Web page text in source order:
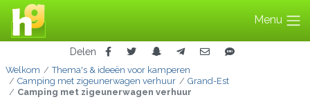
Menu
Delen
Welkom
Thema's & ideeën voor kamperen
Camping met zigeunerwagen verhuur
Grand-Est
Camping met zigeunerwagen verhuur